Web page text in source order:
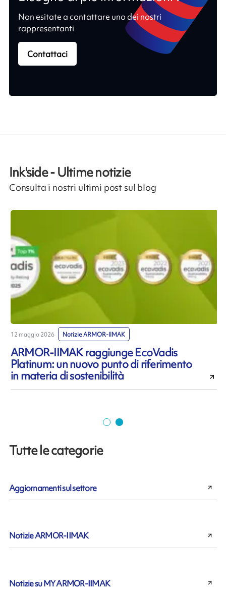
Non esitate a contattare uno dei nostri
rappresentanti
Contattaci
Ink'side - Ultime notizie
Consulta i nostri ultimi post sul blog
12 maggio 2026 Notizie ARMOR-IIMAK
ARMOR-IIMAK raggiunge EcoVadis
Platinum: un nuovo punto di riferimento
in materia di sostenibilità
Tutte le categorie
Aggiornamenti sul settore
Notizie ARMOR-IIMAK
Notizie su MY ARMOR-IIMAK